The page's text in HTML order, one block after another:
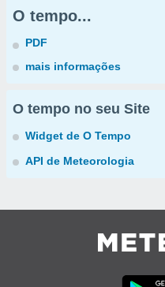
O tempo...
PDF
mais informações
O tempo no seu Site
Widget de O Tempo
API de Meteorologia